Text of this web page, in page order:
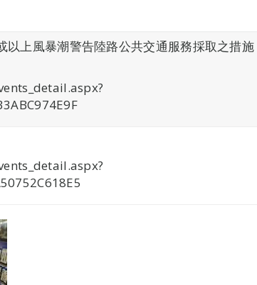
上風暴潮警告陸路公共交通服務採取之措施